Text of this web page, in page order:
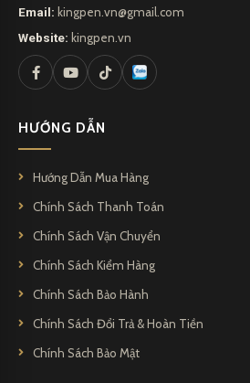
Email: kingpen.vn@gmail.com
Website: kingpen.vn
HƯỚNG DẪN
Hướng Dẫn Mua Hàng
Chính Sách Thanh Toán
Chính Sách Vận Chuyển
Chính Sách Kiểm Hàng
Chính Sách Bảo Hành
Chính Sách Đổi Trả & Hoàn Tiền
Chính Sách Bảo Mật